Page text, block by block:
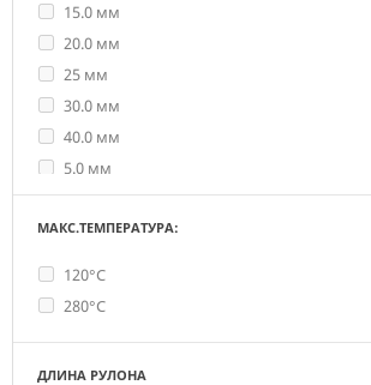
15.0 мм
20.0 мм
25 мм
30.0 мм
40.0 мм
5.0 мм
6.0 мм
70.0 мм
МАКС.ТЕМПЕРАТУРА:
120°C
280°С
ДЛИНА РУЛОНА